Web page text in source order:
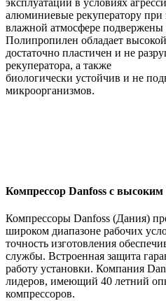
эксплуатации в условиях
алюминиевые рекуператору при
влажной атмосфере подвержены
Полипропилен обладает
достаточно пластичен и не
рекуператора, а также
биологически устойчив и не
микроорганизмов.
Компрессор Danfoss с высоким
Компрессоры Danfoss (Дания)
широком диапазоне рабочих
точность изготовления
службы. Встроенная защита
работу установки. Компания
лидеров, имеющий 40 летний
компрессоров.